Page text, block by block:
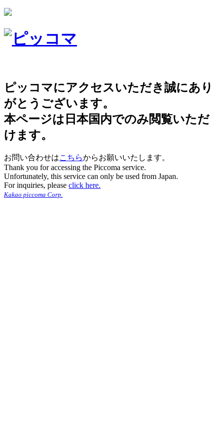
ピッコマにアクセスいただき誠にあり
がとうございます。
本ページは日本国内でのみ閲覧いただ
けます。
お問い合わせはこちらからお願いいたします。
Thank you for accessing the Piccoma service.
Unfortunately, this service can only be used from Japan.
For inquiries, please click here.
Kakao piccoma Corp.